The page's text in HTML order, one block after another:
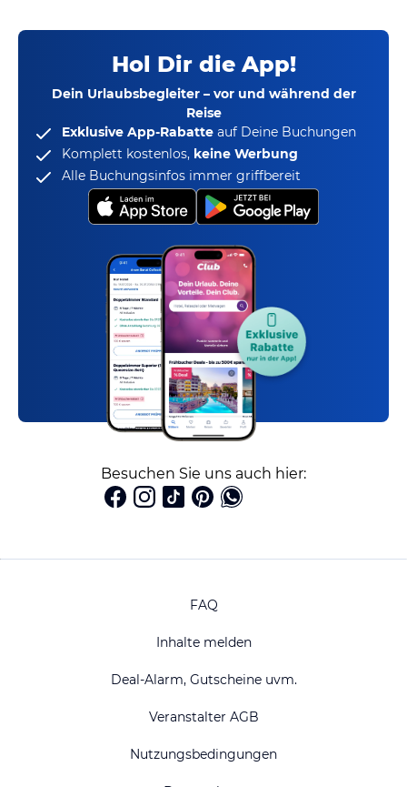
Hol Dir die App!
Dein Urlaubsbegleiter – vor und während der
Reise
Exklusive App-Rabatte auf Deine Buchungen
Komplett kostenlos, keine Werbung
Alle Buchungsinfos immer griffbereit
Besuchen Sie uns auch hier:
FAQ
Inhalte melden
Deal-Alarm, Gutscheine uvm.
Veranstalter AGB
Nutzungsbedingungen